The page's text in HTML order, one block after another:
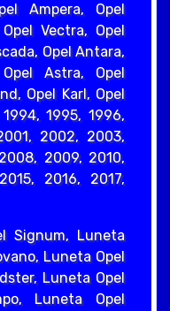
Ampera, Opel
Vectra, Opel
Opel Antara,
Astra, Opel
Opel Karl, Opel
1995, 1996,
2002, 2003,
2009, 2010,
2016, 2017,
Signum, Luneta
Luneta Opel
Luneta Opel
Luneta Opel